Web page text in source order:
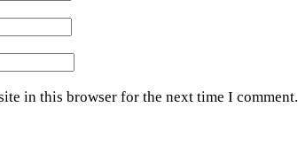
in this browser for the next time I comment.